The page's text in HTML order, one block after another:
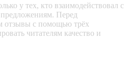
у тех, кто взаимодействовал с
Перед
отзывы с помощью трёх
читателям качество и